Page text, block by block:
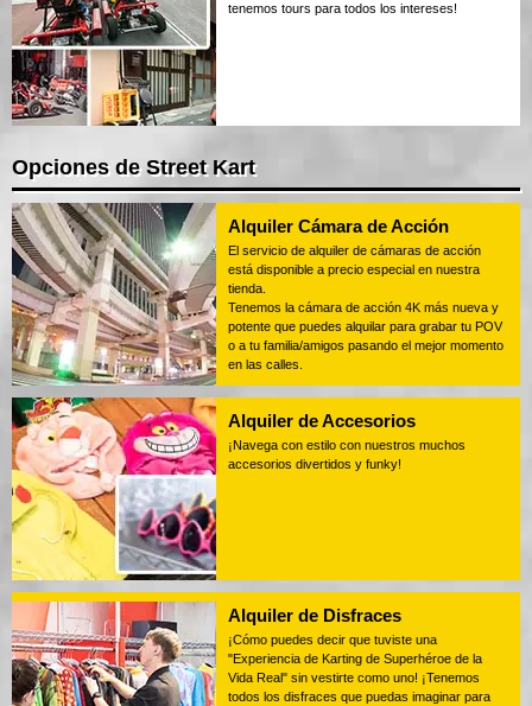
tenemos tours para todos los intereses!
Opciones de Street Kart
Alquiler Cámara de Acción
El servicio de alquiler de cámaras de acción
está disponible a precio especial en nuestra
tienda.
Tenemos la cámara de acción 4K más nueva y
potente que puedes alquilar para grabar tu POV
o a tu familia/amigos pasando el mejor momento
en las calles.
Alquiler de Accesorios
¡Navega con estilo con nuestros muchos
accesorios divertidos y funky!
Alquiler de Disfraces
¡Cómo puedes decir que tuviste una
"Experiencia de Karting de Superhéroe de la
Vida Real" sin vestirte como uno! ¡Tenemos
todos los disfraces que puedas imaginar para